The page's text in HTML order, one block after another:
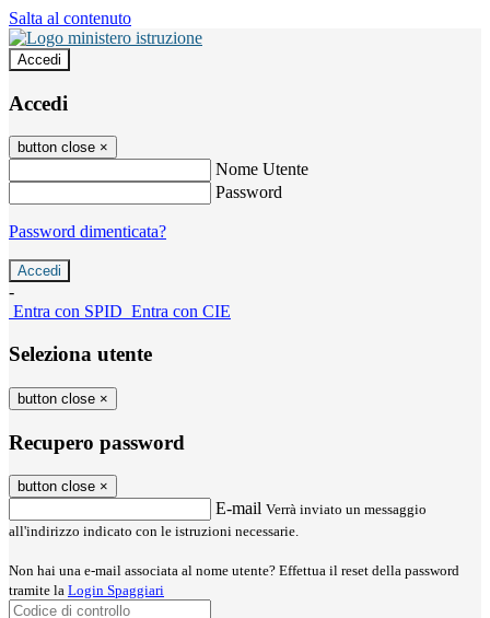
Salta al contenuto
Accedi
Accedi
button close ×
Nome Utente
Password
Password dimenticata?
-
Entra con SPID Entra con CIE
Seleziona utente
button close ×
Recupero password
button close ×
E-mail Verrà inviato un messaggio
all'indirizzo indicato con le istruzioni necessarie.
Non hai una e-mail associata al nome utente? Effettua il reset della password
tramite la Login Spaggiari